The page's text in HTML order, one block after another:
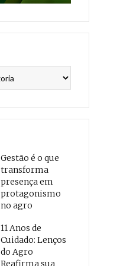
Gestão é o que
transforma
presença em
protagonismo
no agro
11 Anos de
Cuidado: Lenços
do Agro
Reafirma sua